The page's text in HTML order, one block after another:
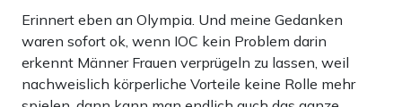
Erinnert eben an Olympia. Und meine Gedanken
waren sofort ok, wenn IOC kein Problem darin
erkennt Männer Frauen verprügeln zu lassen, weil
nachweislich körperliche Vorteile keine Rolle mehr